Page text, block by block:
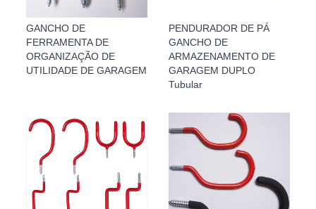
GANCHO DE
FERRAMENTA DE
ORGANIZAÇÃO DE
UTILIDADE DE GARAGEM
PENDURADOR DE PÁ
GANCHO DE
ARMAZENAMENTO DE
GARAGEM DUPLO
Tubular